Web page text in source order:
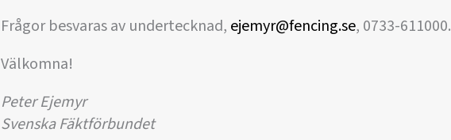
Frågor besvaras av undertecknad, ejemyr@fencing.se, 0733-611000.
Välkomna!
Peter Ejemyr
Svenska Fäktförbundet